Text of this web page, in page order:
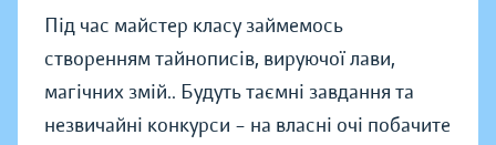
Під час майстер класу займемось
створенням тайнописів, вируючої лави,
магічних змій.. Будуть таємні завдання та
незвичайні конкурси – на власні очі побачите